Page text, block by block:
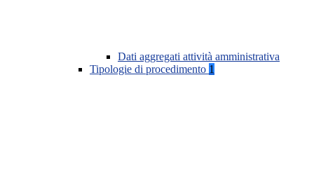
Dati aggregati attività amministrativa
Tipologie di procedimento 1